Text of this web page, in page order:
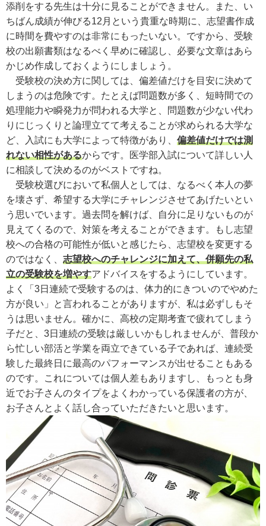
添削をする先生は十分に見ることができません。また、い
ちばん成績が伸びる12月という貴重な時期に、志望書作成
に時間を費やすのは非常にもったいない。ですから、受験
校の出願書類はなるべく早めに確認し、必要な文章はあら
かじめ作成しておくようにしましょう。
受験校の決め方に関しては、偏差値だけを目安に決めて
しまうのは危険です。たとえば問題数が多く、短時間での
処理能力や瞬発力が問われる大学と、問題数が少ない代わ
りにじっくりと論理立てて考えることが求められる大学な
ど、入試にも大学によって特徴があり、 偏差値だけでは測
れない相性があるからです。医学部入試について詳しい人
に相談して決めるのがベストですね。
受験校選びにおいて私個人としては、なるべく本人の夢
を壊さず、希望する大学にチャレンジさせてあげたいとい
う思いでいます。過去問を解けば、自分に足りないものが
見えてくるので、対策を考えることができます。もし志望
校への合格の可能性が低いと感じたら、志望校を変更する
のではなく、 志望校へのチャレンジに加えて、併願先の私
立の受験校を増やすアドバイスをするようにしています。
よく「3日連続で受験するのは、体力的にきついのでやめた
方が良い」と言われることがありますが、私は必ずしもそ
うは思いません。確かに、高校の定期考査で疲れてしまう
子だと、3日連続の受験は厳しいかもしれませんが、普段か
ら忙しい部活と学業を両立できている子であれば、連続受
験した最終日に最高のパフォーマンスが出せることもある
のです。これについては個人差もありますし、もっとも身
近でお子さんのタイプをよくわかっている保護者の方が、
お子さんとよく話し合っていただきたいと思います。